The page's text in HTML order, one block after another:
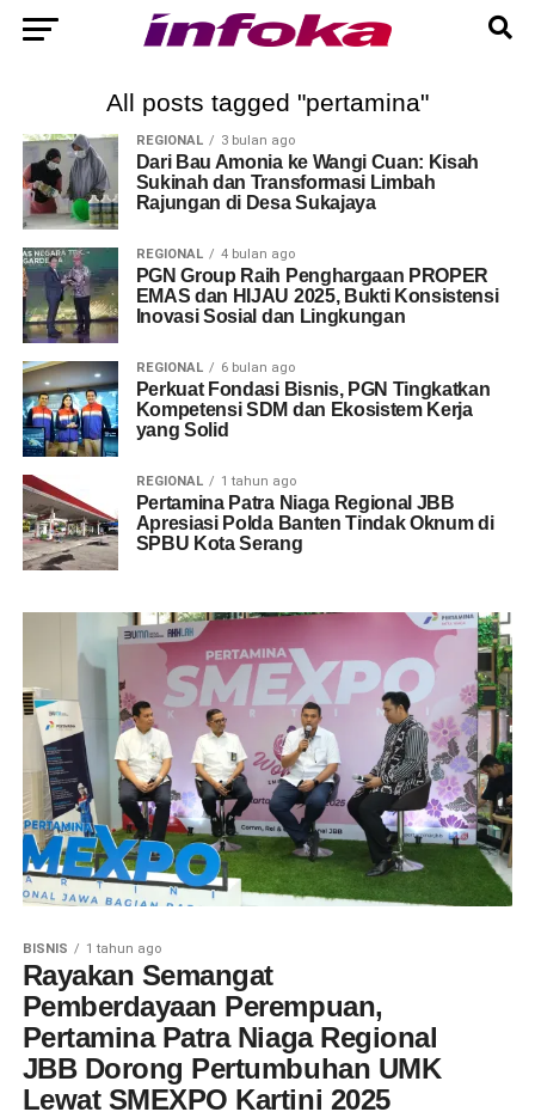
All posts tagged "pertamina"
REGIONAL 3 bulan ago
Dari Bau Amonia ke Wangi Cuan: Kisah
Sukinah dan Transformasi Limbah
Rajungan di Desa Sukajaya
REGIONAL 4 bulan ago
PGN Group Raih Penghargaan PROPER
EMAS dan HIJAU 2025, Bukti Konsistensi
Inovasi Sosial dan Lingkungan
REGIONAL 6 bulan ago
Perkuat Fondasi Bisnis, PGN Tingkatkan
Kompetensi SDM dan Ekosistem Kerja
yang Solid
REGIONAL 1 tahun ago
Pertamina Patra Niaga Regional JBB
Apresiasi Polda Banten Tindak Oknum di
SPBU Kota Serang
BISNIS 1 tahun ago
Rayakan Semangat
Pemberdayaan Perempuan,
Pertamina Patra Niaga Regional
JBB Dorong Pertumbuhan UMK
Lewat SMEXPO Kartini 2025